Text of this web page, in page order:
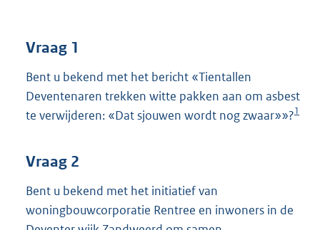
Vraag 1
Bent u bekend met het bericht «Tientallen
Deventenaren trekken witte pakken aan om asbest
te verwijderen: «Dat sjouwen wordt nog zwaar»»?1
Vraag 2
Bent u bekend met het initiatief van
woningbouwcorporatie Rentree en inwoners in de